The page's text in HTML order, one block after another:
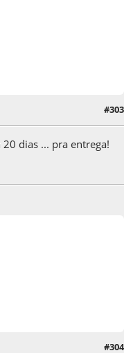
#303
dias ... pra entrega!
#304